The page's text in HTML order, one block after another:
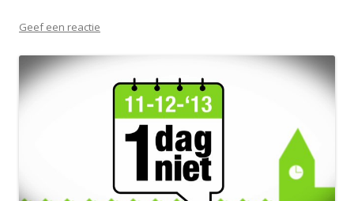
Geef een reactie